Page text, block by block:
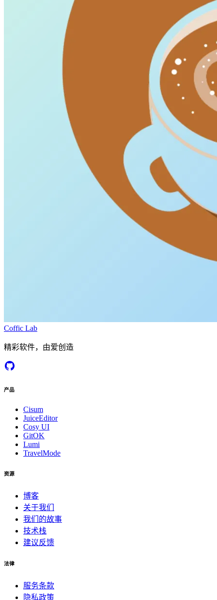
Coffic Lab
精彩软件，由爱创造
产品
Cisum
JuiceEditor
Cosy UI
GitOK
Lumi
TravelMode
资源
博客
关于我们
我们的故事
技术栈
建议反馈
法律
服务条款
隐私政策